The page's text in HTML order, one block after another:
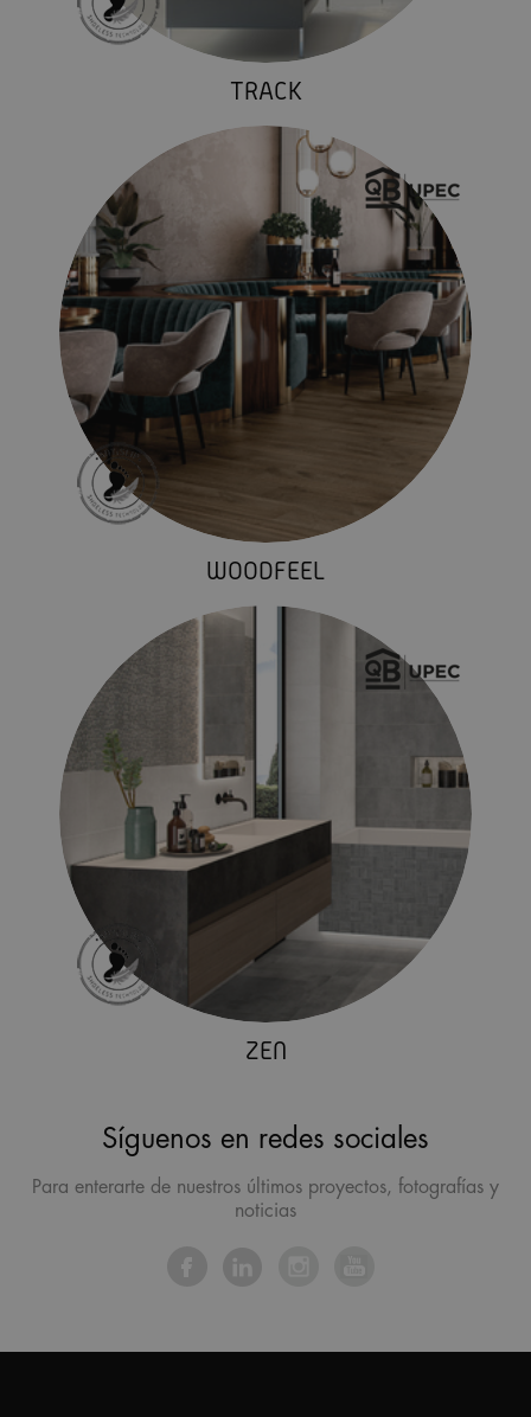
TRACK
WOODFEEL
ZEN
Síguenos en redes sociales
Para enterarte de nuestros últimos proyectos, fotografías y
noticias